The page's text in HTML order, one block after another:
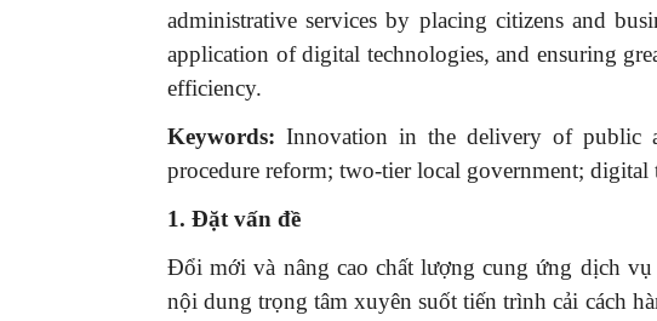
administrative services by placing citizens and
application of digital technologies, and ensuring
efficiency.
Keywords: Innovation in the delivery of public
procedure reform; two-tier local government;
1. Đặt vấn đề
Đổi mới và nâng cao chất lượng cung ứng dịch
nội dung trọng tâm xuyên suốt tiến trình cải cách